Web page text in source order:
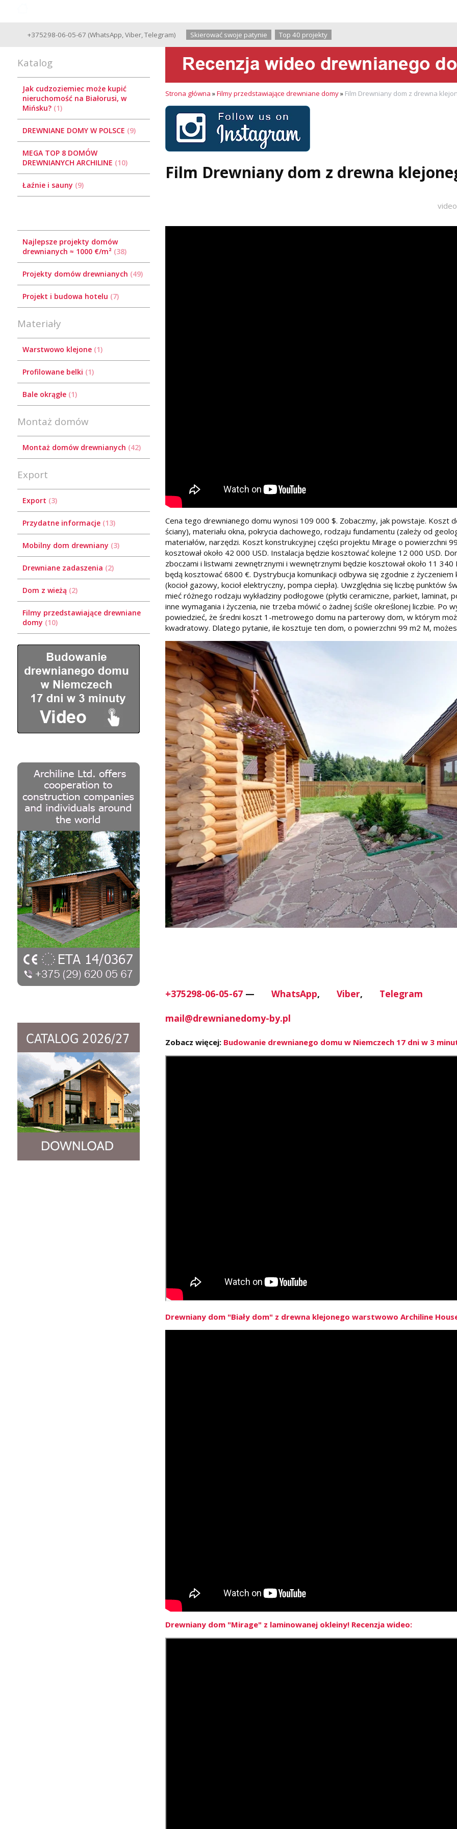
+375298-06-05-67 (WhatsApp,Viber,Telegram) Skierować swoje patynie Top 40 projekty
Katalog
Jak cudzoziemiec może kupić
nieruchomość na Białorusi, w
Mińsku? 1
DREWNIANE DOMY W POLSCE 9
MEGA TOP 8 DOMÓW
DREWNIANYCH ARCHILINE 10
Łaźnie i sauny 9
Najlepsze projekty domów
drewnianych ≈ 1000 €/m² 38
Projekty domów drewnianych 49
Projekt i budowa hotelu 7
Materiały
Warstwowo klejone 1
Profilowane belki 1
Bale okrągłe 1
Montaż domów
Montaż domów drewnianych 42
Export
Export 3
Przydatne informacje 13
Mobilny dom drewniany 3
Drewniane zadaszenia 2
Dom z wieżą 2
Filmy przedstawiające drewniane
domy 10
Strona główna »Filmy przedstawiające drewniane domy» Film Drewniany dom z drewna
Film Drewniany dom z drewna
video
Cena tego drewnianego domu wynosi 109 000 $. Zobaczmy, jak powstaje. Koszt
ściany), materiału okna, pokrycia dachowego, rodzaju fundamentu (zależy od
materiałów, narzędzi. Koszt konstrukcyjnej części projektu Mirage o powierzchni
kosztował około 42 000 USD. Instalacja będzie kosztować kolejne 12 000 USD.
zboczami i listwami zewnętrznymi i wewnętrznymi będzie kosztował około 11
będą kosztować 6800 €. Dystrybucja komunikacji odbywa się zgodnie z
(kocioł gazowy, kocioł elektryczny, pompa ciepła). Uwzględnia się liczbę punktów
mieć różnego rodzaju wykładziny podłogowe (płytki ceramiczne, parkiet, laminat,
inne wymagania i życzenia, nie trzeba mówić o żadnej ściśle określonej liczbie. Po
powiedzieć, że średni koszt 1-metrowego domu na parterowy dom, w którym
kwadratowy. Dlatego pytanie, ile kosztuje ten dom, o powierzchni 99 m2 M,
+375298-06-05-67 — WhatsApp, Viber, Telegram
mail@drewnianedomy-by.pl
Zobacz więcej: Budowanie drewnianego domu w Niemczech 17 dni w 3
Drewniany dom "Biały dom" z drewna klejonego warstwowo Archiline
Drewniany dom "Mirage" z laminowanej okleiny! Recenzja wideo: